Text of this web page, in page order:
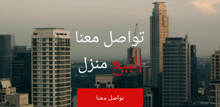
تواصل معنا
لبيع| منزل
تواصل معنا